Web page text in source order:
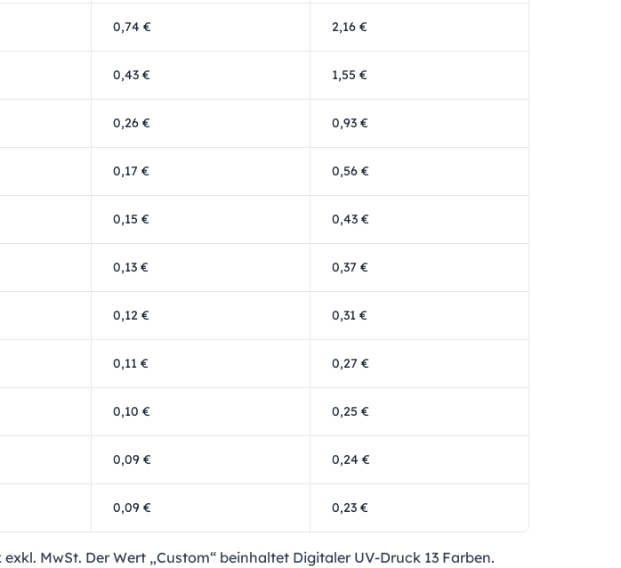
0,74 € 2,16 €
0,43 € 1,55 €
0,26 € 0,93 €
0,17 € 0,56 €
0,15 € 0,43 €
0,13 € 0,37 €
0,12 € 0,31 €
0,11 € 0,27 €
0,10 € 0,25 €
0,09 € 0,24 €
0,09 € 0,23 €
MwSt. Der Wert „Custom“ beinhaltet Digitaler UV-Druck 13 Farben.